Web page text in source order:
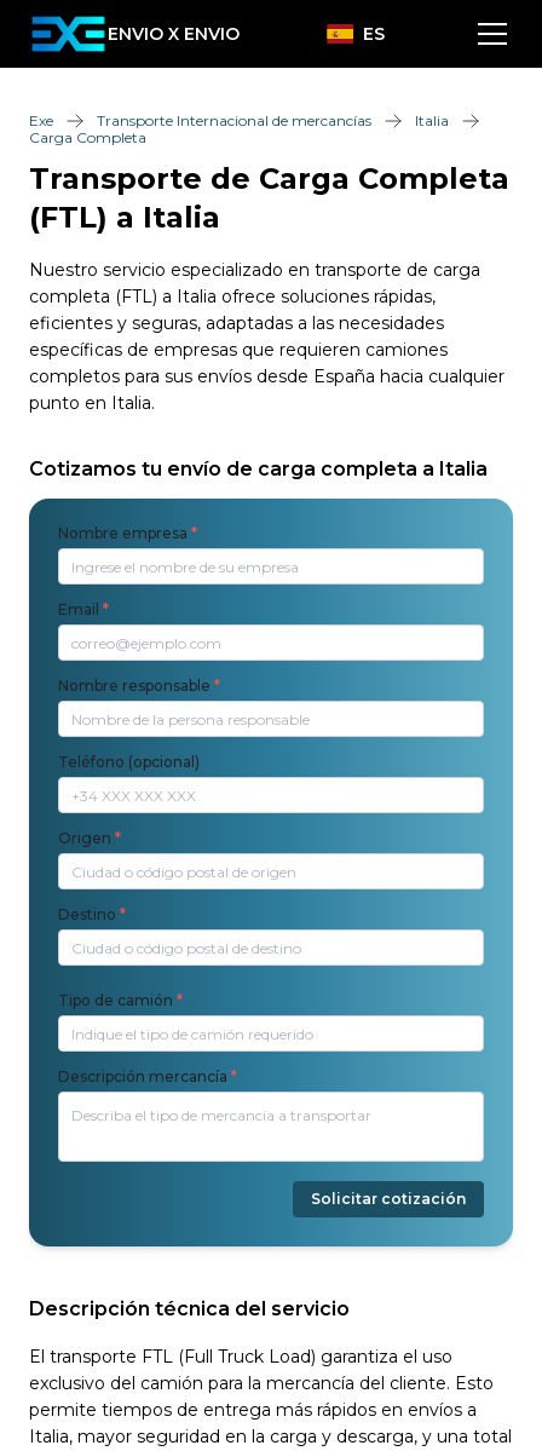
ENVIO X ENVIO ES
Exe Transporte Internacional de mercancías
Italia
Carga Completa
Transporte de Carga Completa
(FTL) a Italia
Nuestro servicio especializado en transporte de carga
completa (FTL) a Italia ofrece soluciones rápidas,
eficientes y seguras, adaptadas a las necesidades
específicas de empresas que requieren camiones
completos para sus envíos desde España hacia cualquier
punto en Italia.
Cotizamos tu envío de carga completa a Italia
Nombre empresa *
Email *
Nombre responsable *
Teléfono (opcional)
Origen *
Destino *
Tipo de camión *
Descripción mercancía *
Solicitar cotización
Descripción técnica del servicio
El transporte FTL (Full Truck Load) garantiza el uso
exclusivo del camión para la mercancía del cliente. Esto
permite tiempos de entrega más rápidos en envíos a
Italia, mayor seguridad en la carga y descarga, y una total